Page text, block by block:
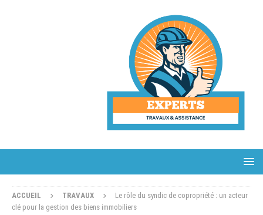
ACCUEIL TRAVAUX
Le rôle du syndic de copropriété : un acteur
clé pour la gestion des biens immobiliers